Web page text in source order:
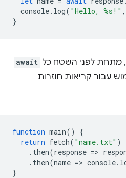
console. log( "Hello, %s!" ,
}
מתחת לפני השטח כל await
עבור קריאות חוזרות
function main()
{
return fetch( "name.txt" )
. then(response =>
. then(name => console.
}